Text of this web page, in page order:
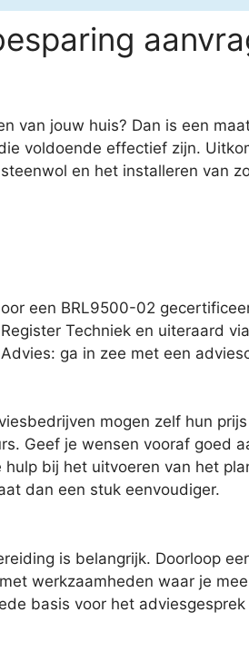
van jouw huis? Dan is een
voldoende effectief zijn.
en het installeren van
een BRL9500-02
Techniek en uiteraard
ga in zee met een
mogen zelf hun
Geef je wensen vooraf goed
bij het uitvoeren van het
dan een stuk eenvoudiger.
is belangrijk. Doorloop
werkzaamheden waar je
basis voor het